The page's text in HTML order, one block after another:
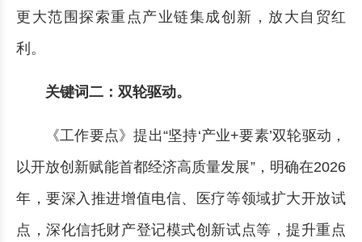
更大范围探索重点产业链集成创新，放大自贸红
利。
关键词二：双轮驱动。
《工作要点》提出“坚持‘产业+要素’双轮驱动，
以开放创新赋能首都经济高质量发展”，明确在2026
年，要深入推进增值电信、医疗等领域扩大开放试
点，深化信托财产登记模式创新试点等，提升重点